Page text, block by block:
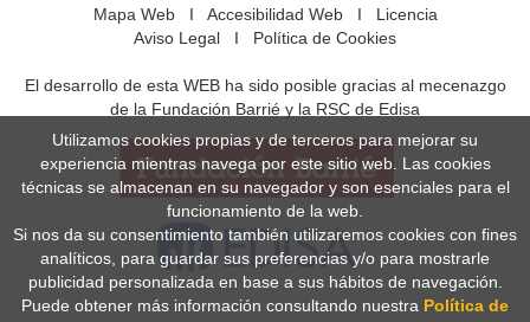
Mapa WebI Accesibilidad WebI Licencia
Aviso Legal I Política de Cookies
El desarrollo de esta WEB ha sido posible gracias al mecenazgo
de la Fundación Barrié y la RSC de Edisa
Utilizamos cookies propias y de terceros para mejorar su
experiencia mientras navega por este sitio web. Las cookies
técnicas se almacenan en su navegador y son esenciales para el
funcionamiento de la web.
Si nos da su consentimiento también utilizaremos cookies con fines
analíticos, para guardar sus preferencias y/o para mostrarle
publicidad personalizada en base a sus hábitos de navegación.
Puede obtener más información consultando nuestra Política de